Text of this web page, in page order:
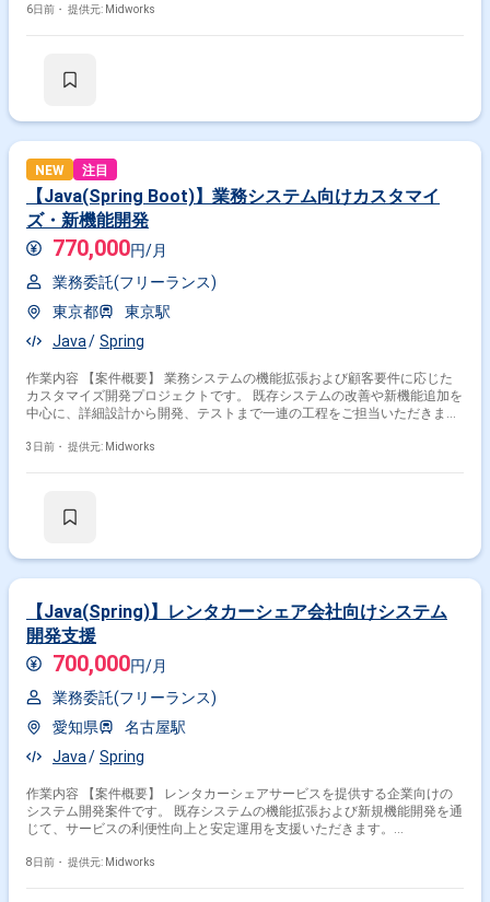
す。 システムの機能拡張や品質向上を通じて、継続的なサービス改善を支
クおよび各種機能の実装を行います ・結合テスト、不具合調査および品質
6日前・ 提供元: Midworks
NEW 注目
【Java(Spring Boot)】業務システム向けカスタマイ
ズ・新機能開発
770,000円/月
業務委託(フリーランス)
東京都
東京駅
Java
Spring
作業内容 【案件概要】 業務システムの機能拡張および顧客要件に応じた
カスタマイズ開発プロジェクトです。 既存システムの改善や新機能追加を
中心に、詳細設計から開発、テストまで一連の工程をご担当いただきま
したサービス提供を支援していただく案件です。 設計内容の見直しや不具
ュー ・単体テスト、結合テストの実施および不具合改修 ・設計書、テス
3日前・ 提供元: Midworks
【Java(Spring)】レンタカーシェア会社向けシステム
開発支援
700,000円/月
業務委託(フリーランス)
愛知県
名古屋駅
Java
Spring
作業内容 【案件概要】 レンタカーシェアサービスを提供する企業向けの
システム開発案件です。 既存システムの機能拡張および新規機能開発を通
じて、サービスの利便性向上と安定運用を支援いただきます。
に携わっていただきます。 ユーザー向けサービスの品質向上および業務効
8日前・ 提供元: Midworks